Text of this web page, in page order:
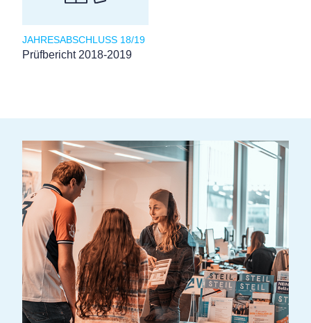
JAHRESABSCHLUSS 18/19
Prüfbericht 2018-2019